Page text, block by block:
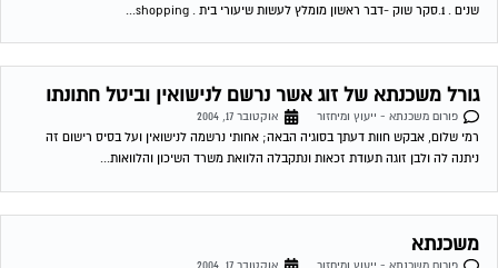
שנים . 1.סקר שוק -דבר ראשון מומלץ לעשות שיעורי בית . shopping...
גורל משכנתא של זוג אשר נרשם לנישואין וביטל חתונתו
פורום משכנתא - ייעוץ ומיחזור
אוקטובר 17, 2004
רמי שלום, אבקש חוות דעתך בסוגיה הבאה; אחותי נרשמה לנישואין ועל בסיס רישום זה
ניתנה לה ולבן זוגה תעודת זכאות ונתקבלה הלוואת משרד השיכון והלוואות...
משכנתא
פורום משכנתא - ייעוץ ומיחזור
אוקטובר 17, 2004